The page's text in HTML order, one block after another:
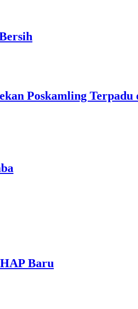
Poskamling Terpadu
Baru